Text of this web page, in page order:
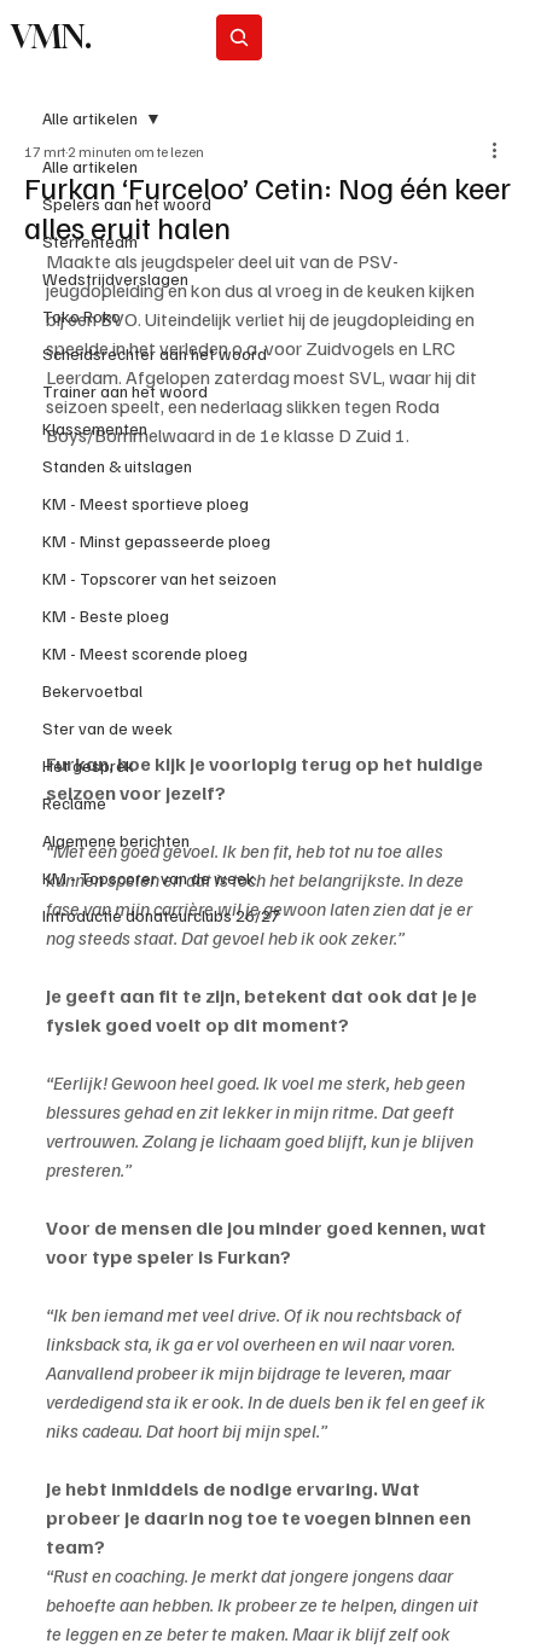
VMN.
Alle artikelen
Spelers aan het woord
Sterrenteam
Wedstrijdverslagen
Toko Roko
Scheidsrechter aan het woord
Trainer aan het woord
Klassementen
Standen & uitslagen
KM - Meest sportieve ploeg
KM - Minst gepasseerde ploeg
KM - Topscorer van het seizoen
KM - Beste ploeg
KM - Meest scorende ploeg
Bekervoetbal
Ster van de week
Het gesprek
Reclame
Algemene berichten
KM - Topscorer van de week
Introductie donateurclubs 26/27
Alle artikelen
Furkan ‘Furceloo’ Cetin: Nog één keer
alles eruit halen
17 mrt 2 minuten om te lezen
Maakte als jeugdspeler deel uit van de PSV-
jeugdopleiding en kon dus al vroeg in de keuken kijken
bij een BVO. Uiteindelijk verliet hij de jeugdopleiding en
speelde in het verleden o.a. voor Zuidvogels en LRC
Leerdam. Afgelopen zaterdag moest SVL, waar hij dit
seizoen speelt, een nederlaag slikken tegen Roda
Boys/Bommelwaard in de 1e klasse D Zuid 1.
Furkan, hoe kijk je voorlopig terug op het huidige
seizoen voor jezelf?
“Met een goed gevoel. Ik ben fit, heb tot nu toe alles
kunnen spelen en dat is toch het belangrijkste. In deze
fase van mijn carrière wil je gewoon laten zien dat je er
nog steeds staat. Dat gevoel heb ik ook zeker.”
Je geeft aan fit te zijn, betekent dat ook dat je je
fysiek goed voelt op dit moment?
“Eerlijk! Gewoon heel goed. Ik voel me sterk, heb geen
blessures gehad en zit lekker in mijn ritme. Dat geeft
vertrouwen. Zolang je lichaam goed blijft, kun je blijven
presteren.”
Voor de mensen die jou minder goed kennen, wat
voor type speler is Furkan?
“Ik ben iemand met veel drive. Of ik nou rechtsback of
linksback sta, ik ga er vol overheen en wil naar voren.
Aanvallend probeer ik mijn bijdrage te leveren, maar
verdedigend sta ik er ook. In de duels ben ik fel en geef ik
niks cadeau. Dat hoort bij mijn spel.”
Je hebt inmiddels de nodige ervaring. Wat
probeer je daarin nog toe te voegen binnen een
team?
“Rust en coaching. Je merkt dat jongere jongens daar
behoefte aan hebben. Ik probeer ze te helpen, dingen uit
te leggen en ze beter te maken. Maar ik blijf zelf ook